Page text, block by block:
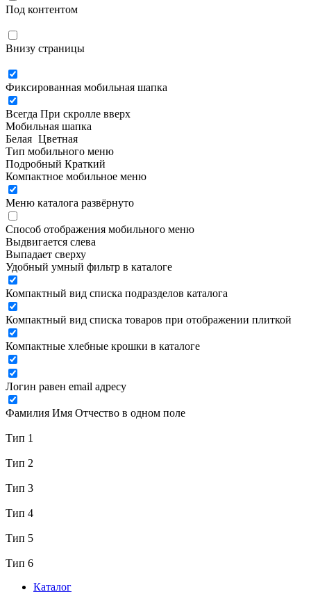
Под контентом
Внизу страницы
Фиксированная мобильная шапка
Всегда При скролле вверх
Мобильная шапка
Белая Цветная
Тип мобильного меню
Подробный Краткий
Компактное мобильное меню
Меню каталога развёрнуто
Способ отображения мобильного меню
Выдвигается слева
Выпадает сверху
Удобный умный фильтр в каталоге
Компактный вид списка подразделов каталога
Компактный вид списка товаров при отображении плиткой
Компактные хлебные крошки в каталоге
Логин равен email адресу
Фамилия Имя Отчество в одном поле
Тип 1
Тип 2
Тип 3
Тип 4
Тип 5
Тип 6
Каталог